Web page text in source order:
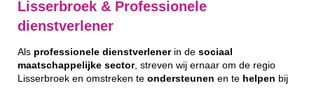
Lisserbroek & Professionele
dienstverlener
Als professionele dienstverlenerin de sociaal
maatschappelijke sector, streven wij ernaar om de regio
Lisserbroek en omstreken te ondersteunen en te helpen bij